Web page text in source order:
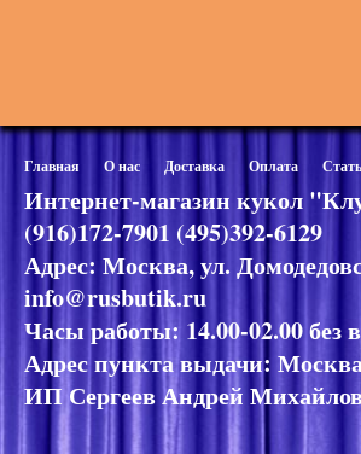
Главная О нас Доставка Оплата
Интернет-магазин кукол
(916)172-7901 (495)392-6129
Адрес: Москва, ул.
info@rusbutik.ru
Часы работы: 14.00-02.00 без
Адрес пункта выдачи:
ИП Сергеев Андрей